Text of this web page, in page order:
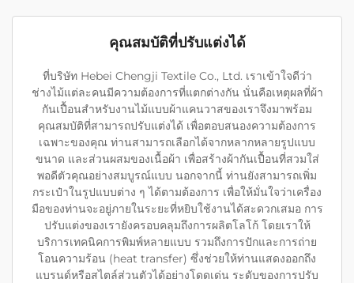
คุณสมบัติที่ปรับแต่งได้
ที่บริษัท Hebei Chengji Textile Co., Ltd. เราเข้าใจดีว่า
ช่างไม้แต่ละคนมีความต้องการที่แตกต่างกัน นั่นคือเหตุผลที่ผ้า
กันเปื้อนสำหรับงานไม้แบบผ้าแคนวาสของเราจึงมาพร้อม
คุณสมบัติที่สามารถปรับแต่งได้ เพื่อตอบสนองความต้องการ
เฉพาะของคุณ ท่านสามารถเลือกได้จากหลากหลายรูปแบบ
ขนาด และส่วนผสมของเนื้อผ้า เพื่อสร้างผ้ากันเปื้อนที่สวมใส่
พอดีตัวคุณอย่างสมบูรณ์แบบ นอกจากนี้ ท่านยังสามารถเพิ่ม
กระเป๋าในรูปแบบต่าง ๆ ได้ตามต้องการ เพื่อให้มั่นใจว่าเครื่อง
มือของท่านจะอยู่ภายในระยะที่หยิบใช้งานได้สะดวกเสมอ การ
ปรับแต่งของเรายังครอบคลุมถึงการผลิตโลโก้ โดยเราให้
บริการเทคนิคการพิมพ์หลายแบบ รวมถึงการปักและการถ่าย
โอนความร้อน (heat transfer) ซึ่งช่วยให้ท่านแสดงออกถึง
แบรนด์หรือสไตล์ส่วนตัวได้อย่างโดดเด่น ระดับของการปรับ